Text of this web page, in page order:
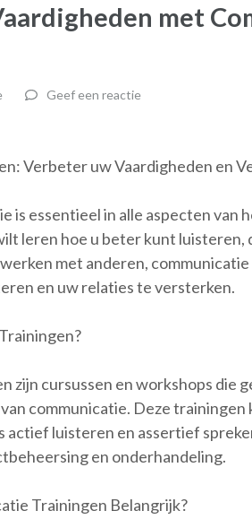
met
Geef een reactie
Verbeter uw Vaardigheden en
is essentieel in alle aspecten van
leren hoe u beter kunt luisteren,
met anderen,
en uw relaties te versterken.
zijn cursussen en workshops die
communicatie. Deze trainingen
actief luisteren en assertief
en onderhandeling.
Trainingen Belangrijk?